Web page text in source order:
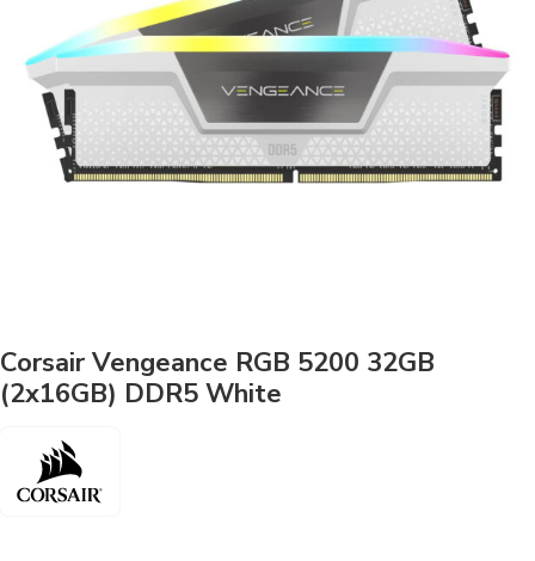
Corsair Vengeance RGB 5200 32GB
(2x16GB) DDR5 White